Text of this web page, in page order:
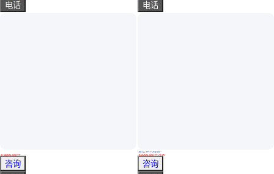
电话
￥6500.00/件
山东淄博
咨询
电话
兆辉 内衬聚四氟乙烯容器 聚偏三氟化烯涂层 耐有机溶剂
真实性已核验
￥2000.00/平方米
广东惠州
咨询